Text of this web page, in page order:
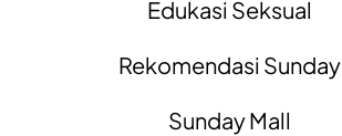
Edukasi Seksual
Rekomendasi Sunday
Sunday Mall